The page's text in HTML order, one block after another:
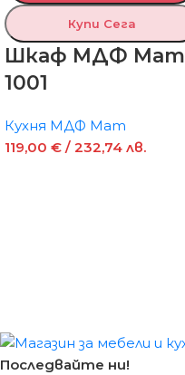
Купи Сега
Шкаф МДФ Мат
1001
Кухня МДФ Мат
119,00 € / 232,74 лв.
Последвайте ни!